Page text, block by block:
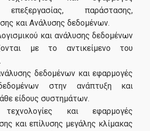
επεξεργασίας, παράστασης,
και Ανάλυσης δεδομένων.
και ανάλυσης δεδομένων
με το αντικείμενο του
δεδομένων και εφαρμογές
στην ανάπτυξη και
είδους συστημάτων.
και εφαρμογές
και επίλυσης μεγάλης κλίμακας